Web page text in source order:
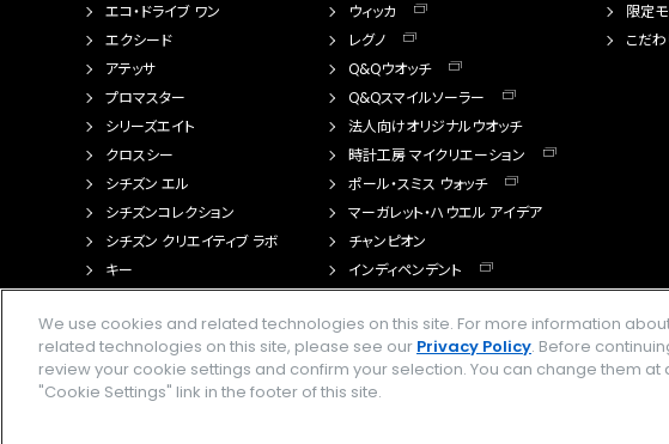
エコ・ドライブ ワン
エクシード
アテッサ
プロマスター
シリーズエイト
クロスシー
シチズン エル
シチズンコレクション
シチズン クリエイティブ ラボ
キー
ウィッカ
レグノ
Q&Qウオッチ
Q&Qスマイルソーラー
法人向けオリジナルウオッチ
時計工房 マイクリエーション
ポール・スミス ウォッチ
マーガレット・ハウエル アイデア
チャンピオン
インディペンデント
限定
こだ
We use cookies and related technologies on this site. For more information
related technologies on this site, please see our Privacy Policy. Before
review your cookie settings and confirm your selection. You can change them at
"Cookie Settings" link in the footer of this site.